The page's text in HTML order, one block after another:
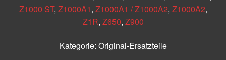
Z1000 ST, Z1000A1, Z1000A1 / Z1000A2, Z1000A2,
Z1R, Z650, Z900
Kategorie: Original-Ersatzteile